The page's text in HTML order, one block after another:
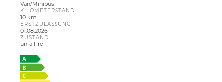
Van/Minibus
KILOMETERSTAND
10 km
ERSTZULASSUNG
01.08.2026
ZUSTAND
unfallfrei